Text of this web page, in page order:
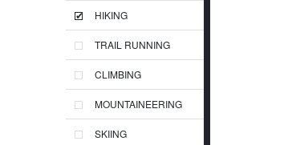
HIKING
TRAIL RUNNING
CLIMBING
MOUNTAINEERING
SKIING